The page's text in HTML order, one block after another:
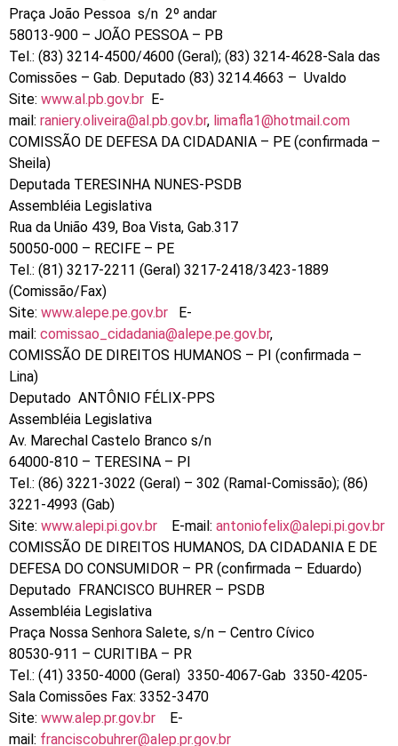
Praça João Pessoa s/n 2º andar
58013-900 – JOÃO PESSOA – PB
Tel.: (83) 3214-4500/4600 (Geral); (83) 3214-4628-Sala das
Comissões – Gab. Deputado (83) 3214.4663 – Uvaldo
Site: www.al.pb.gov.br E-
mail: raniery.oliveira@al.pb.gov.br, limafla1@hotmail.com
COMISSÃO DE DEFESA DA CIDADANIA – PE (confirmada –
Sheila)
Deputada TERESINHA NUNES-PSDB
Assembléia Legislativa
Rua da União 439, Boa Vista, Gab.317
50050-000 – RECIFE – PE
Tel.: (81) 3217-2211 (Geral) 3217-2418/3423-1889
(Comissão/Fax)
Site: www.alepe.pe.gov.br E-
mail: comissao_cidadania@alepe.pe.gov.br,
COMISSÃO DE DIREITOS HUMANOS – PI (confirmada –
Lina)
Deputado ANTÔNIO FÉLIX-PPS
Assembléia Legislativa
Av. Marechal Castelo Branco s/n
64000-810 – TERESINA – PI
Tel.: (86) 3221-3022 (Geral) – 302 (Ramal-Comissão); (86)
3221-4993 (Gab)
Site: www.alepi.pi.gov.br E-mail: antoniofelix@alepi.pi.gov.br
COMISSÃO DE DIREITOS HUMANOS, DA CIDADANIA E DE
DEFESA DO CONSUMIDOR – PR (confirmada – Eduardo)
Deputado FRANCISCO BUHRER – PSDB
Assembléia Legislativa
Praça Nossa Senhora Salete, s/n – Centro Cívico
80530-911 – CURITIBA – PR
Tel.: (41) 3350-4000 (Geral) 3350-4067-Gab 3350-4205-
Sala Comissões Fax: 3352-3470
Site: www.alep.pr.gov.br E-
mail: franciscobuhrer@alep.pr.gov.br